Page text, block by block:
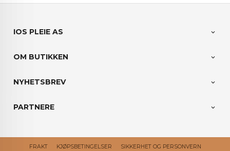
IOS PLEIE AS
OM BUTIKKEN
NYHETSBREV
PARTNERE
FRAKT KJØPSBETINGELSER SIKKERHET OG PERSONVERN